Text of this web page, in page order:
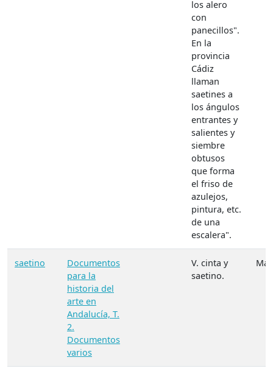
los alero
con
panecillos".
En la
provincia
Cádiz
llaman
saetines a
los ángulos
entrantes y
salientes y
siembre
obtusos
que forma
el friso de
azulejos,
pintura, etc.
de una
escalera".
saetino
Documentos
para la
historia del
arte en
Andalucía, T.
2.
Documentos
varios
V. cinta y
saetino.